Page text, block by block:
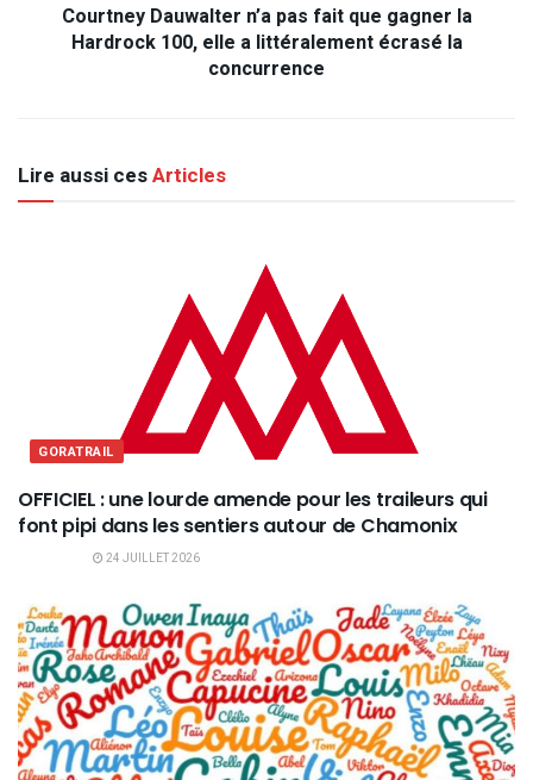
Courtney Dauwalter n’a pas fait que gagner la
Hardrock 100, elle a littéralement écrasé la
concurrence
Lire aussi cesArticles
GORATRAIL
OFFICIEL : une lourde amende pour les traileurs qui
font pipi dans les sentiers autour de Chamonix
24 JUILLET 2026